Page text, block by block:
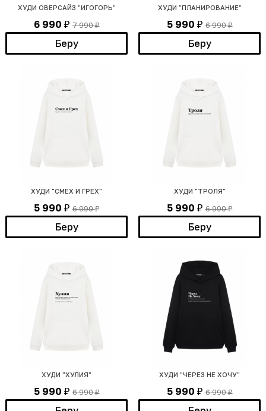
ХУДИ ОВЕРСАЙЗ "ИГОГОРЬ"
6 990 ₽ 7 990₽
Беру
ХУДИ "ПЛАНИРОВАНИЕ"
5 990 ₽ 6 990₽
Беру
ХУДИ "СМЕХ И ГРЕХ"
5 990 ₽ 6 990₽
Беру
ХУДИ "ТРОЛЯ"
5 990 ₽ 6 990₽
Беру
ХУДИ "ХУЛИЯ"
5 990 ₽ 6 990₽
ХУДИ "ЧЕРЕЗ НЕ ХОЧУ"
5 990 ₽ 6 990₽